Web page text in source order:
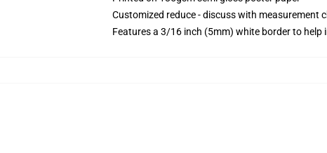
Customized reduce - discuss with measurement
Features a 3/16 inch (5mm) white border to help